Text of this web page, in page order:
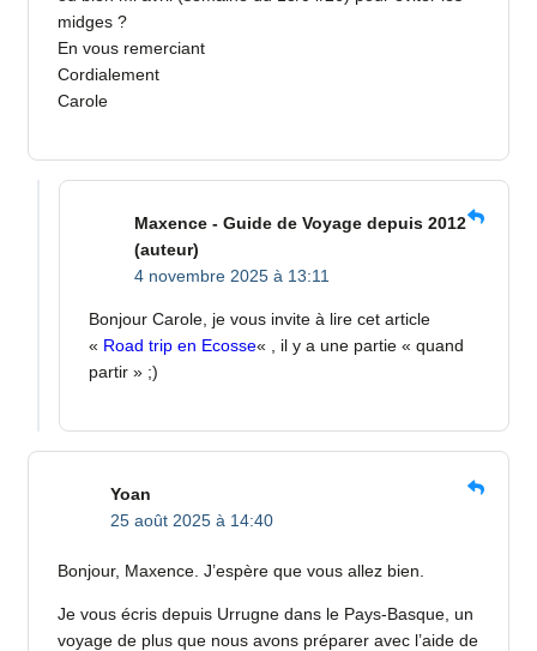
midges ?
En vous remerciant
Cordialement
Carole
Maxence - Guide de Voyage depuis 2012
(auteur)
4 novembre 2025 à 13:11
Bonjour Carole, je vous invite à lire cet article
« Road trip en Ecosse« , il y a une partie « quand
partir » ;)
Yoan
25 août 2025 à 14:40
Bonjour, Maxence. J’espère que vous allez bien.
Je vous écris depuis Urrugne dans le Pays-Basque, un
voyage de plus que nous avons préparer avec l’aide de